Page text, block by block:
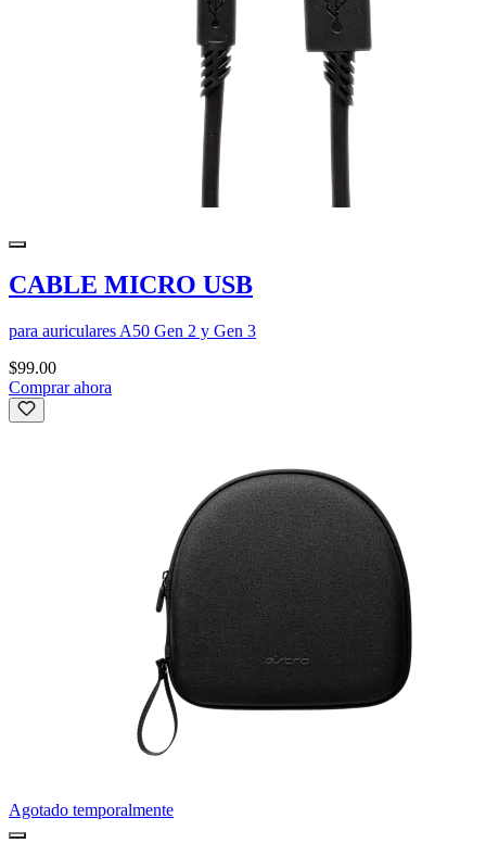
CABLE MICRO USB
para auriculares A50 Gen 2 y Gen 3
$99.00
Comprar ahora
Agotado temporalmente